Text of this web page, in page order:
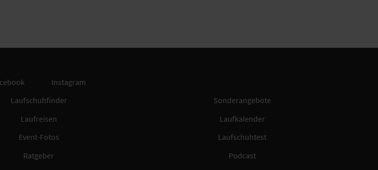
Instagram
Laufschuhfinder
Sonderangebote
Laufreisen
Laufkalender
Event-Fotos
Laufschuhtest
Ratgeber
Podcast